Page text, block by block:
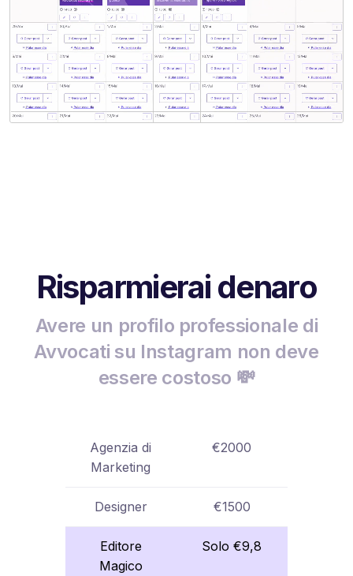
Risparmierai denaro
Avere un profilo professionale di
Avvocati su Instagram non deve
essere costoso 💸
Agenzia di
Marketing
€2000
Designer €1500
Editore
Magico
Solo €9,8